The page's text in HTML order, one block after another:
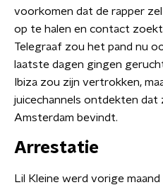
voorkomen dat de rapper
op te halen en contact
Telegraaf zou het pand nu
laatste dagen gingen
Ibiza zou zijn vertrokken,
juicechannels ontdekten dat
Amsterdam bevindt.
Arrestatie
Lil Kleine werd vorige